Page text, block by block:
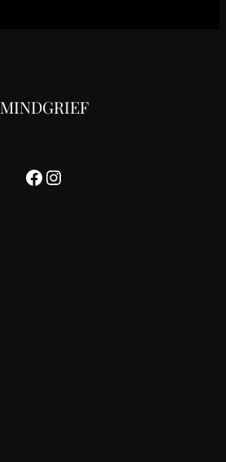
MINDGRIEF
Facebook
Instagram